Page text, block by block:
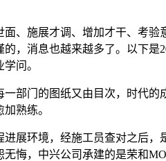
施展才调、增加才干、考验
，消息也越来越多了。以下
问。
门的图纸又由目次，时代的
熟练。
环境，经施工员查对之后，
悔，中兴公司承建的是荣和